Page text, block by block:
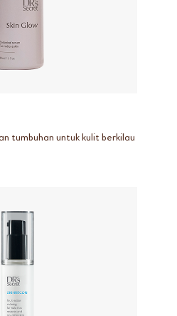
tumbuhan untuk kulit berkilau